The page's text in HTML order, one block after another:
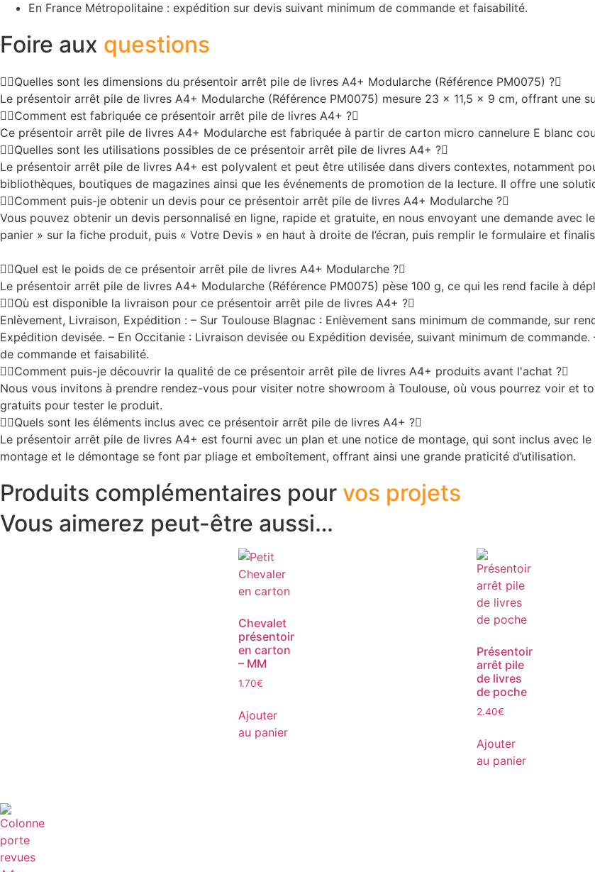
En France Métropolitaine : expédition sur devis suivant minimum de commande et faisabilité.
Foire aux questions
Quelles sont les dimensions du présentoir arrêt pile de livres A4+ Modularche (Référence PM0075) ?
Le présentoir arrêt pile de livres A4+ Modularche (Référence PM0075) mesure 23 x 11,5 x 9 cm, offrant une
Comment est fabriquée ce présentoir arrêt pile de livres A4+ ?
Ce présentoir arrêt pile de livres A4+ Modularche est fabriquée à partir de carton micro cannelure E blanc
Quelles sont les utilisations possibles de ce présentoir arrêt pile de livres A4+ ?
Le présentoir arrêt pile de livres A4+ est polyvalent et peut être utilisée dans divers contextes, notamment
bibliothèques, boutiques de magazines ainsi que les événements de promotion de la lecture. Il offre une
Comment puis-je obtenir un devis pour ce présentoir arrêt pile de livres A4+ Modularche ?
Vous pouvez obtenir un devis personnalisé en ligne, rapide et gratuite, en nous envoyant une demande
panier » sur la fiche produit, puis « Votre Devis » en haut à droite de l’écran, puis remplir le formulaire et
Quel est le poids de ce présentoir arrêt pile de livres A4+ Modularche ?
Le présentoir arrêt pile de livres A4+ Modularche (Référence PM0075) pèse 100 g, ce qui les rend facile à
Où est disponible la livraison pour ce présentoir arrêt pile de livres A4+ ?
Enlèvement, Livraison, Expédition : – Sur Toulouse Blagnac : Enlèvement sans minimum de commande, sur
Expédition devisée. – En Occitanie : Livraison devisée ou Expédition devisée, suivant minimum de
de commande et faisabilité.
Comment puis-je découvrir la qualité de ce présentoir arrêt pile de livres A4+ produits avant l'achat ?
Nous vous invitons à prendre rendez-vous pour visiter notre showroom à Toulouse, où vous pourrez voir et
gratuits pour tester le produit.
Quels sont les éléments inclus avec ce présentoir arrêt pile de livres A4+ ?
Le présentoir arrêt pile de livres A4+ est fourni avec un plan et une notice de montage, qui sont inclus avec
montage et le démontage se font par pliage et emboîtement, offrant ainsi une grande praticité d’utilisation.
Produits complémentaires pour vos projets
Vous aimerez peut-être aussi…
Chevalet
présentoir
en carton
– MM
1.70€
Ajouter
au panier
Présentoir
arrêt pile
de livres
de poche
2.40€
Ajouter
au panier